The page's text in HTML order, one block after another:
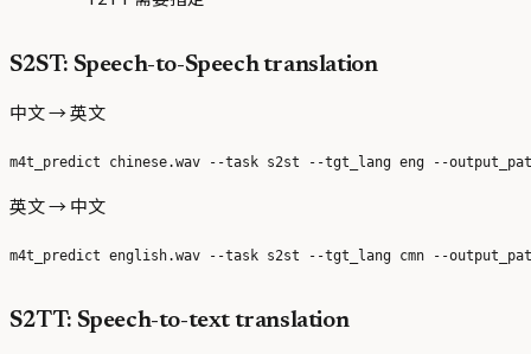
S2ST: Speech-to-Speech translation
中文 → 英文
英文 → 中文
S2TT: Speech-to-text translation